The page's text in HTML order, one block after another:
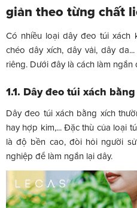
giản theo từng chất
Có nhiều loại dây đeo túi xách
chéo dây xích, dây vải, dây
riêng. Dưới đây là cách làm
1.1. Dây đeo túi xách
Dây đeo túi xách bằng xích
hay hợp kim,... Đặc thù của loại
là độ bền cao, đòi hỏi người
nghiệp để làm ngắn lại dây.